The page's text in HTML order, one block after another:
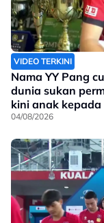
VIDEO TERKINI
Nama YY Pang
dunia sukan
kini anak
yang telah
04/08/2026